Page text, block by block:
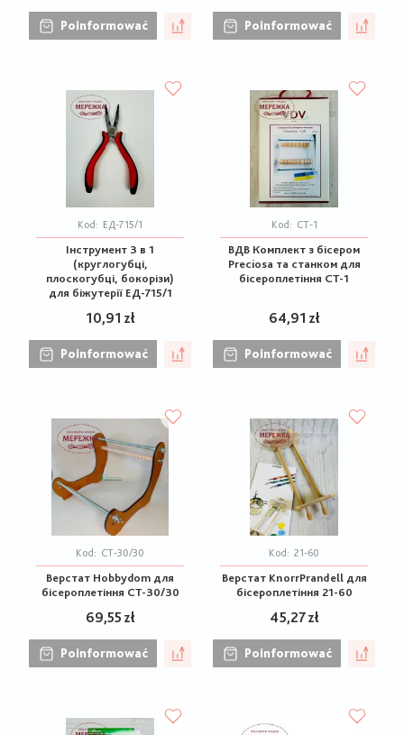
Poinformować Poinformować
Kod: ЕД-715/1
Інструмент 3 в 1
(круглогубці,
плоскогубці, бокорізи)
для біжутерії ЕД-715/1
10,91 zł
Poinformować
Kod: СТ-1
ВДВ Комплект з бісером
Preciosa та станком для
бісероплетіння СТ-1
64,91 zł
Poinformować
Kod: CT-30/30
Верстат Hobbydom для
бісероплетіння CT-30/30
69,55 zł
Poinformować
Kod: 21-60
Верстат KnorrPrandell для
бісероплетіння 21-60
45,27 zł
Poinformować